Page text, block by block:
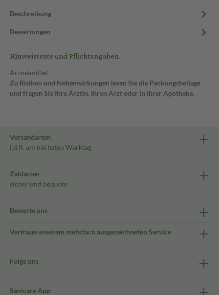
Beschreibung
Bewertungen
Hinweistexte und Pflichtangaben
Arzneimittel
Zu Risiken und Nebenwirkungen lesen Sie die Packungsbeilage
und fragen Sie Ihre Ärztin, Ihren Arzt oder in Ihrer Apotheke.
Versandarten
i.d.R. am nächsten Werktag
Zahlarten
sicher und bequem
Bewerte uns
Vertraue unserem mehrfach ausgezeichneten Service
Folge uns
Sanicare App